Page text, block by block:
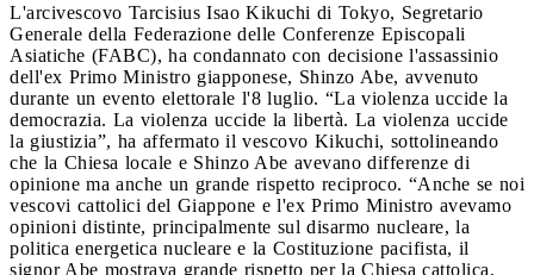
L'arcivescovo Tarcisius Isao Kikuchi di Tokyo, Segretario
Generale della Federazione delle Conferenze Episcopali
Asiatiche (FABC), ha condannato con decisione l'assassinio
dell'ex Primo Ministro giapponese, Shinzo Abe, avvenuto
durante un evento elettorale l'8 luglio. “La violenza uccide la
democrazia. La violenza uccide la libertà. La violenza uccide
la giustizia”, ha affermato il vescovo Kikuchi, sottolineando
che la Chiesa locale e Shinzo Abe avevano differenze di
opinione ma anche un grande rispetto reciproco. “Anche se noi
vescovi cattolici del Giappone e l'ex Primo Ministro avevamo
opinioni distinte, principalmente sul disarmo nucleare, la
politica energetica nucleare e la Costituzione pacifista, il
signor Abe mostrava grande rispetto per la Chiesa cattolica,